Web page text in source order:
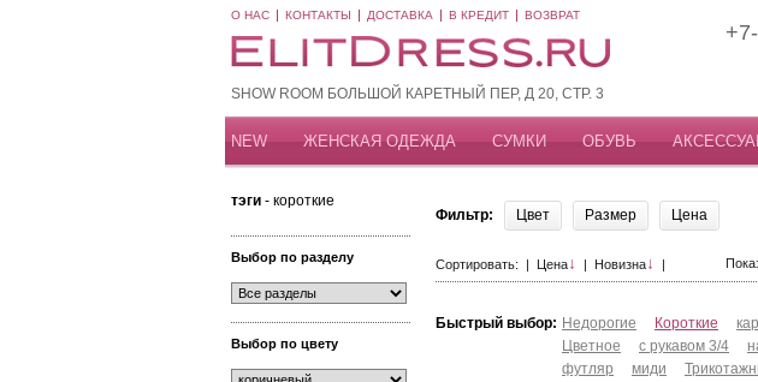
О НАС КОНТАКТЫ ДОСТАВКА В КРЕДИТ ВОЗВРАТ
SHOW ROOM БОЛЬШОЙ КАРЕТНЫЙ ПЕР, Д 20, СТР. 3
NEW ЖЕНСКАЯ ОДЕЖДА СУМКИ ОБУВЬ
тэги - короткие
Выбор по разделу
Выбор по цвету
Фильтр: Цвет Размер Цена
Сортировать: | Цена↓ | Новизна↓ |
Быстрый выбор: Недорогие Короткие
Цветное
с рукавом 3/4
футляр
миди